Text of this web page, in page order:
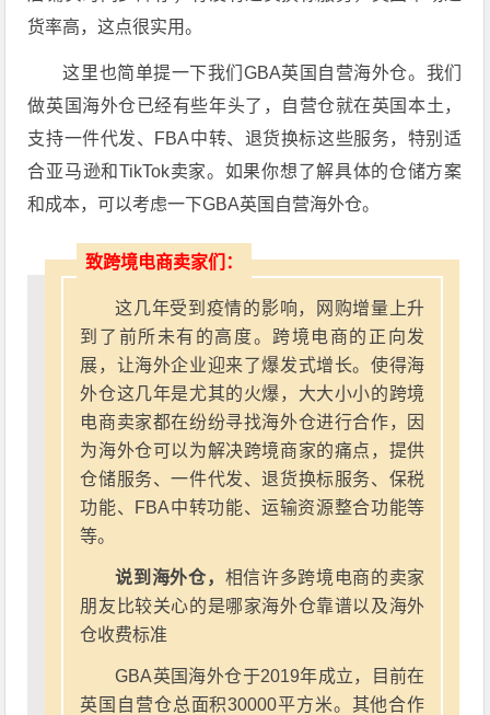
货率高，这点很实用。
这里也简单提一下我们GBA英国自营海外仓。我们
做英国海外仓已经有些年头了，自营仓就在英国本土，
支持一件代发、FBA中转、退货换标这些服务，特别适
合亚马逊和TikTok卖家。如果你想了解具体的仓储方案
和成本，可以考虑一下GBA英国自营海外仓。
致跨境电商卖家们：
这几年受到疫情的影响，网购增量上升
到了前所未有的高度。跨境电商的正向发
展，让海外企业迎来了爆发式增长。使得海
外仓这几年是尤其的火爆，大大小小的跨境
电商卖家都在纷纷寻找海外仓进行合作，因
为海外仓可以为解决跨境商家的痛点，提供
仓储服务、一件代发、退货换标服务、保税
功能、FBA中转功能、运输资源整合功能等
等。
说到海外仓， 相信许多跨境电商的卖家
朋友比较关心的是哪家海外仓靠谱以及海外
仓收费标准
GBA英国海外仓于2019年成立，目前在
英国自营仓总面积30000平方米。其他合作